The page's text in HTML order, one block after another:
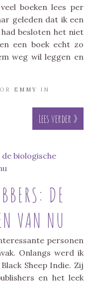
boeken lees per
geleden dat ik een
besloten het niet
een boek echt zo
weg wil leggen en
EMMY
IN
Lees verder »
DE
VAN NU
personen
Onlangs werd ik
Sheep Indie. Zij
en het leek